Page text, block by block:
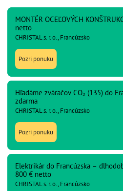
MONTÉR OCEĽOVÝCH
netto
CHRISTAL s. r. o., Francúzsko
Pozri ponuku
Hľadáme zváračov CO₂ (135) do
zdarma
CHRISTAL s. r. o., Francúzsko
Pozri ponuku
Elektrikár do Francúzska –
800 € netto
CHRISTAL s. r. o., Francúzsko